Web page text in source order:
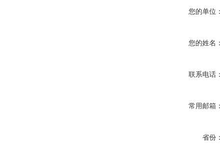
您的单位
您的姓名
联系电话
常用邮箱
省份